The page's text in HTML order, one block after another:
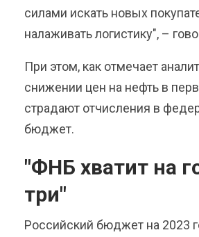
силами искать новых
налаживать логистику", –
При этом, как отмечает
снижении цен на нефть в
страдают отчисления в
бюджет.
"ФНБ хватит на
три"
Российский бюджет на 2023